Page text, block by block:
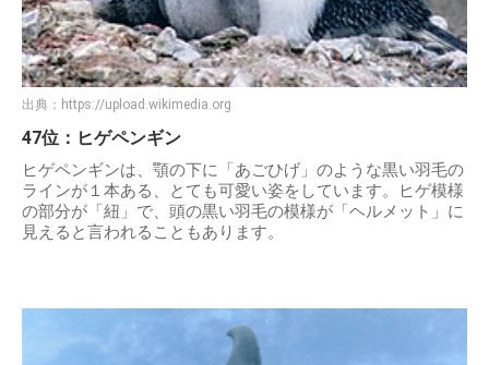
出典： https://upload.wikimedia.org
47位：ヒゲペンギン
ヒゲペンギンは、顎の下に「あごひげ」のような黒い羽毛の
ラインが１本ある、とても可愛い姿をしています。ヒゲ模様
の部分が「紐」で、頭の黒い羽毛の模様が「ヘルメット」に
見えると言われることもあります。